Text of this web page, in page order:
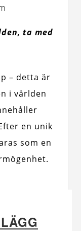
ta med
– detta är
i världen
en unik
som en